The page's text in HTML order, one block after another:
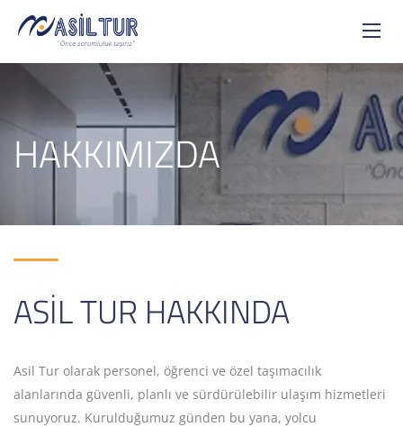
HAKKIMIZDA
ASİL TUR HAKKINDA
Asil Tur olarak personel, öğrenci ve özel taşımacılık
alanlarında güvenli, planlı ve sürdürülebilir ulaşım hizmetleri
sunuyoruz. Kurulduğumuz günden bu yana, yolcu